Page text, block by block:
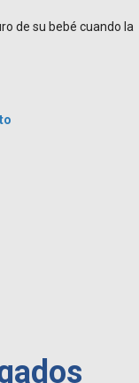
de su bebé cuando la